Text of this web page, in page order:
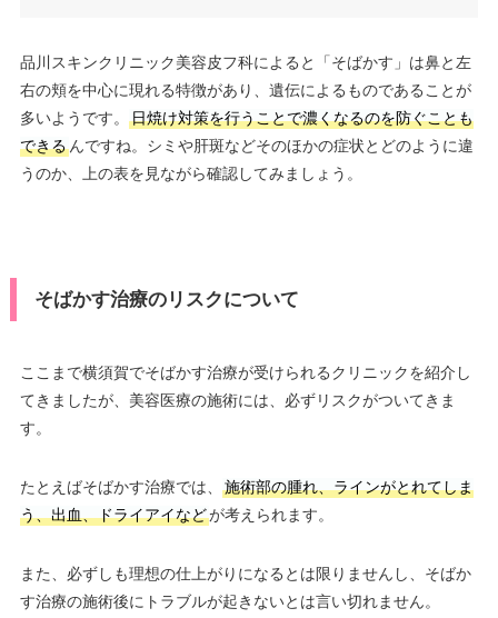
品川スキンクリニック美容皮フ科によると「そばかす」は鼻と左
右の頬を中心に現れる特徴があり、遺伝によるものであることが
多いようです。
日焼け対策を行うことで濃くなるのを防ぐことも
できるんですね。シミや肝斑などそのほかの症状とどのように違
うのか、上の表を見ながら確認してみましょう。
そばかす治療のリスクについて
ここまで横須賀でそばかす治療が受けられるクリニックを紹介し
てきましたが、美容医療の施術には、必ずリスクがついてきま
す。
たとえばそばかす治療では、
施術部の腫れ、ラインがとれてしま
う、出血、ドライアイなどが考えられます。
また、必ずしも理想の仕上がりになるとは限りませんし、そばか
す治療の施術後にトラブルが起きないとは言い切れません。